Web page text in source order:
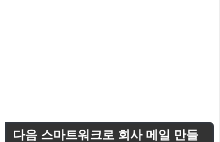
다음 스마트워크로 회사 메일 만들